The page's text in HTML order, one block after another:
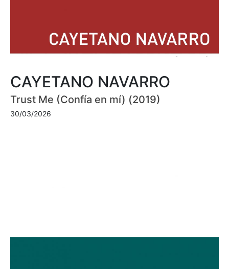
CAYETANO NAVARRO
Trust Me (Confía en mí) (2019)
30/03/2026